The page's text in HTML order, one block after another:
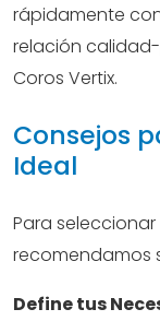
rápidamente
relación
Coros Vertix.
Consejos
Ideal
Para
recomendamos
Define tus